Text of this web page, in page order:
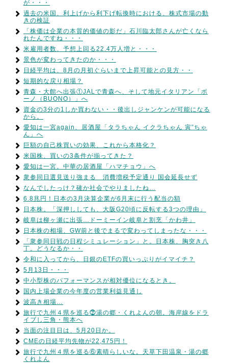
が・・・
過去の米国、利上げから利下げ転換時における、株式市場の動
きの検証
「株価は企業の本質的価値の影だ」石川臨太郎さんが亡くなら
れたんですね・・・
米雇用者数、予想上回る22.4万人増と・・・
景色が変わってきたのか・・・
日経平均は、8月の月初ぐらいまで上昇可能との見方・・
短期的な戻り相場？
青森・大館へ出張①JALで青森へ、そして地元イタリアン「ボ
ーノ（BUONO）」へ
資金の3分の1しか買わない・・後出しジャンケンが可能になる
から。
愛知は一宮again、居酒屋「タラちゃん イクラちゃん 寅”ちゃ
ん」へ
巨額の自己株買いの効果、これから本格化？
米国株、買いの3条件が揃ってきた？
愛知は一宮。中華の居酒屋「ハマチョウ」へ
衆参同日選見送り強まる 消費増税予定通り 国会延長せず
なんでしたっけ？確か社会でやりましたね…
6.8兆円！日本の3月決算企業が6月末に行う配当の額
日本株。「深押ししても、大阪G20頃に反転する3つの理由」
岐阜は柳ヶ瀬に出張…ドーミーイン岐阜と割烹「かわ井」
日本株の相場、GW前と後でまるで変わってしまったな・・・
「衆参同日戦の日程シミュレーション」と。日本株、胸突き八
丁。どうなるか・・
令和に入ってから、日銀のETFの買いっぷりがイマイチ？
5月13日・・・
中小型株のパフォーマンスが相対優位になるとき。
国内上場企業の今年度の営業利益見通し
波高き相場…
旅行で九州４県を巡る⓻湯の郷・くれよんの朝。海岸線をドラ
イブし三角・熊本へ
当面の注目日は、5月20日か。
CMEの日経平均先物が22,475円！
旅行で九州４県を巡る⑥素晴らしいな。天草下田温泉・湯の郷
くれよん